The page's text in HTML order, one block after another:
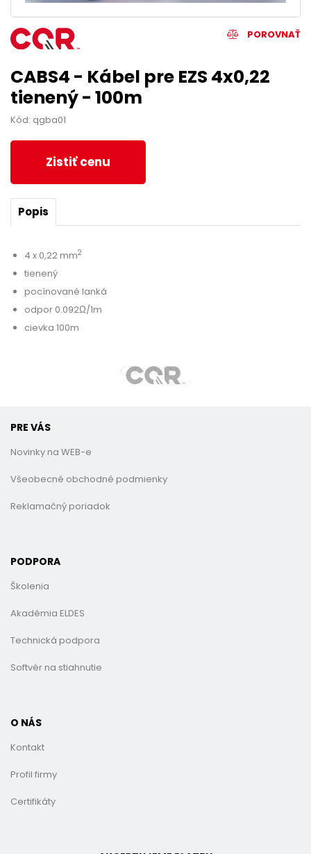
POROVNAŤ
CABS4 - Kábel pre EZS 4x0,22
tienený - 100m
Kód: qgba01
Zistiť cenu
Popis
4 x 0,22 mm2
tienený
pocínované lanká
odpor 0.092Ω/1m
cievka 100m
PRE VÁS
Novinky na WEB-e
Všeobecné obchodné podmienky
Reklamačný poriadok
PODPORA
Školenia
Akadémia ELDES
Technická podpora
Softvér na stiahnutie
O NÁS
Kontakt
Profil firmy
Certifikáty